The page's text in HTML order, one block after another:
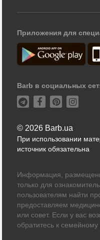
Приложения для
Barb в социальных
© 2026 Barb.ua
При использовании
источник обязательна
Информация,
только для
пользователям найти
предоставляем
или совет. Если у вас
обратитесь к семейному